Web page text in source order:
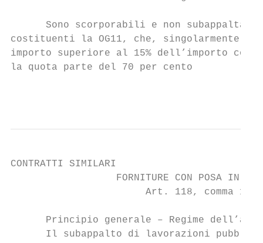
Sono scorporabili e non
costituenti la OG11, che, singolarmente
importo superiore al 15% dell’importo
la quota parte del 70 per cento
CONTRATTI SIMILARI
FORNITURE CON POSA IN
Art. 118, comma 11,
Principio generale – Regime
Il subappalto di lavorazioni